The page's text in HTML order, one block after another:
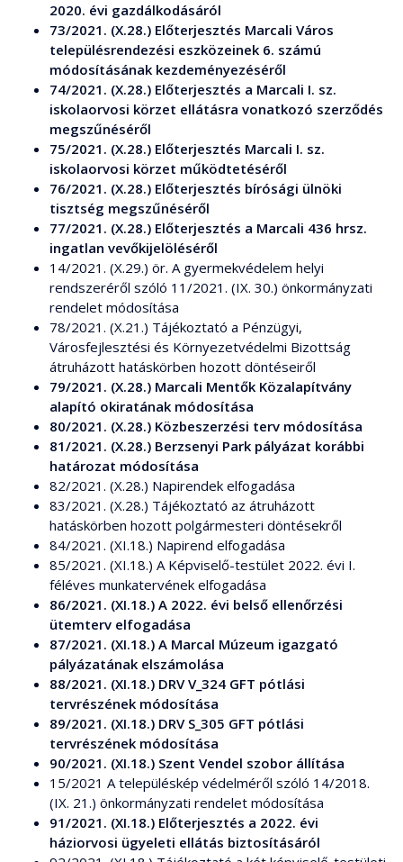
2020. évi gazdálkodásáról
73/2021. (X.28.) Előterjesztés Marcali Város
településrendezési eszközeinek 6. számú
módosításának kezdeményezéséről
74/2021. (X.28.) Előterjesztés a Marcali I. sz.
iskolaorvosi körzet ellátásra vonatkozó szerződés
megszűnéséről
75/2021. (X.28.) Előterjesztés Marcali I. sz.
iskolaorvosi körzet működtetéséről
76/2021. (X.28.) Előterjesztés bírósági ülnöki
tisztség megszűnéséről
77/2021. (X.28.) Előterjesztés a Marcali 436 hrsz.
ingatlan vevőkijelöléséről
14/2021. (X.29.) ör. A gyermekvédelem helyi
rendszeréről szóló 11/2021. (IX. 30.) önkormányzati
rendelet módosítása
78/2021. (X.21.) Tájékoztató a Pénzügyi,
Városfejlesztési és Környezetvédelmi Bizottság
átruházott hatáskörben hozott döntéseiről
79/2021. (X.28.) Marcali Mentők Közalapítvány
alapító okiratának módosítása
80/2021. (X.28.) Közbeszerzési terv módosítása
81/2021. (X.28.) Berzsenyi Park pályázat korábbi
határozat módosítása
82/2021. (X.28.) Napirendek elfogadása
83/2021. (X.28.) Tájékoztató az átruházott
hatáskörben hozott polgármesteri döntésekről
84/2021. (XI.18.) Napirend elfogadása
85/2021. (XI.18.) A Képviselő-testület 2022. évi I.
féléves munkatervének elfogadása
86/2021. (XI.18.) A 2022. évi belső ellenőrzési
ütemterv elfogadása
87/2021. (XI.18.) A Marcal Múzeum igazgató
pályázatának elszámolása
88/2021. (XI.18.) DRV V_324 GFT pótlási
tervrészének módosítása
89/2021. (XI.18.) DRV S_305 GFT pótlási
tervrészének módosítása
90/2021. (XI.18.) Szent Vendel szobor állítása
15/2021 A településkép védelméről szóló 14/2018.
(IX. 21.) önkormányzati rendelet módosítása
91/2021. (XI.18.) Előterjesztés a 2022. évi
háziorvosi ügyeleti ellátás biztosításáról